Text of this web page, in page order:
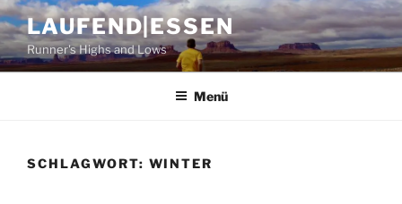
Zum
Inhalt
springen
LAUFEND|ESSEN
Runner's Highs and Lows
Menü
SCHLAGWORT: WINTER